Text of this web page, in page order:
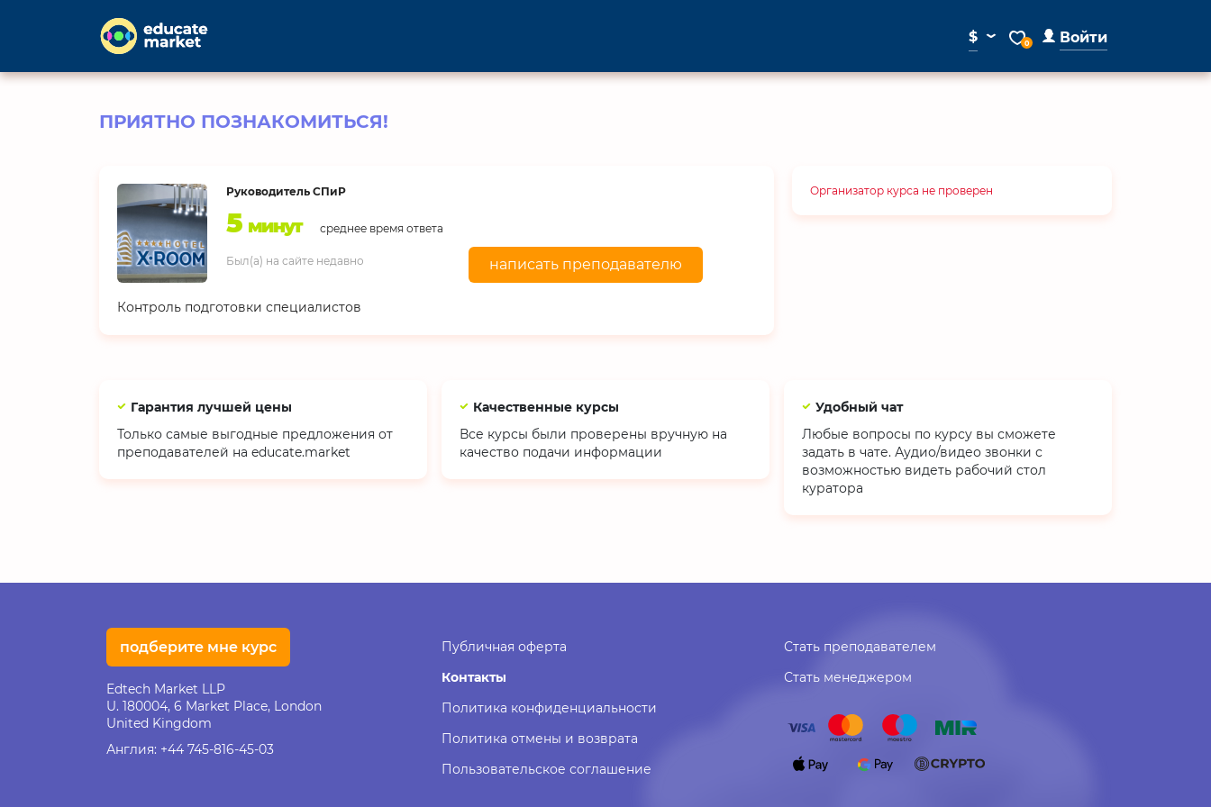
$ ⌄
0 Войти
ПРИЯТНО ПОЗНАКОМИТЬСЯ!
Руководитель СПиР
5 минут среднее время ответа
Был(а) на сайте недавно написать преподавателю
Контроль подготовки специалистов
Организатор курса не проверен
Гарантия лучшей цены
Только самые выгодные предложения от
преподавателей на educate.market
Качественные курсы
Все курсы были проверены вручную на
качество подачи информации
Удобный чат
Любые вопросы по курсу вы сможете
задать в чате. Аудио/видео звонки с
возможностью видеть рабочий стол
куратора
подберите мне курс
Edtech Market LLP
U. 180004, 6 Market Place, London
United Kingdom
Англия: +44 745-816-45-03
Публичная оферта
Контакты
Политика конфиденциальности
Политика отмены и возврата
Пользовательское соглашение
Стать преподавателем
Стать менеджером